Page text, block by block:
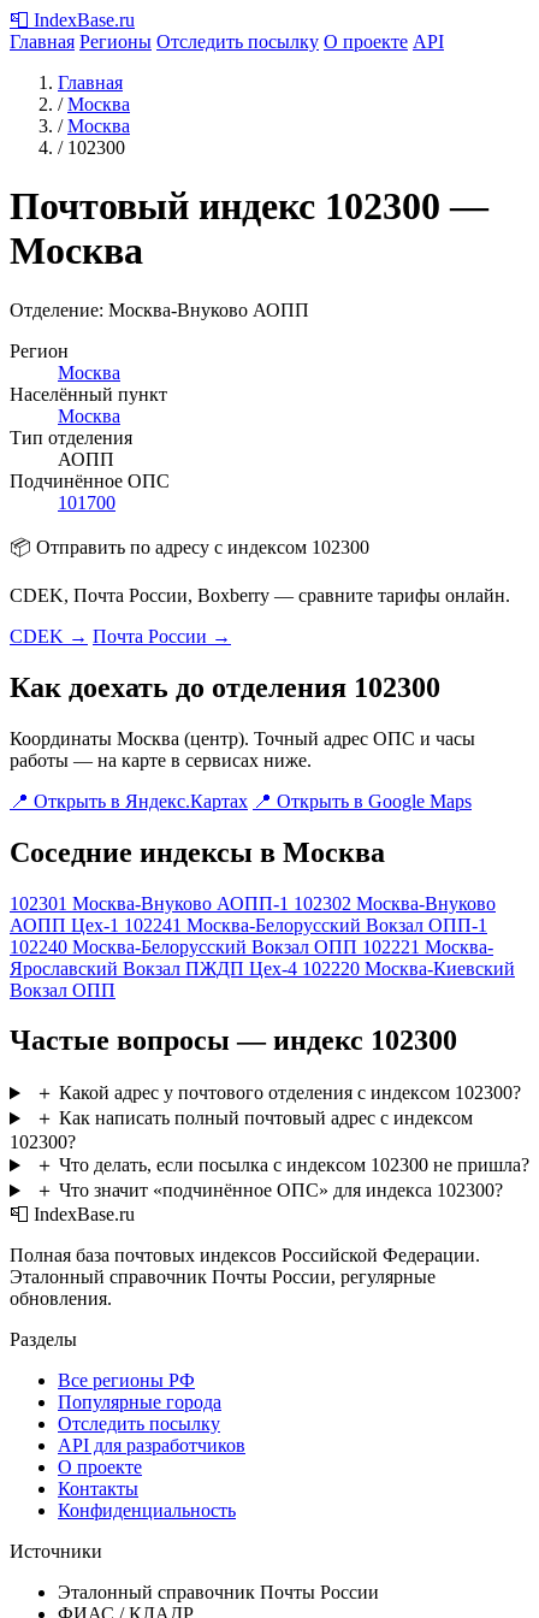
📮 IndexBase.ru
Главная Регионы Отследить посылку О проекте API
Главная
/ Москва
/ Москва
/ 102300
Почтовый индекс 102300 —
Москва
Отделение: Москва-Внуково АОПП
Регион
Москва
Населённый пункт
Москва
Тип отделения
АОПП
Подчинённое ОПС
101700
📦 Отправить по адресу с индексом 102300
CDEK, Почта России, Boxberry — сравните тарифы онлайн.
CDEK → Почта России →
Как доехать до отделения 102300
Координаты Москва (центр). Точный адрес ОПС и часы
работы — на карте в сервисах ниже.
📍 Открыть в Яндекс.Картах 📍 Открыть в Google Maps
Соседние индексы в Москва
102301 Москва-Внуково АОПП-1 102302 Москва-Внуково
АОПП Цех-1 102241 Москва-Белорусский Вокзал ОПП-1
102240 Москва-Белорусский Вокзал ОПП 102221 Москва-
Ярославский Вокзал ПЖДП Цех-4 102220 Москва-Киевский
Вокзал ОПП
Частые вопросы — индекс 102300
＋ Какой адрес у почтового отделения с индексом 102300?
＋ Как написать полный почтовый адрес с индексом
102300?
＋ Что делать, если посылка с индексом 102300 не пришла?
＋ Что значит «подчинённое ОПС» для индекса 102300?
📮 IndexBase.ru
Полная база почтовых индексов Российской Федерации.
Эталонный справочник Почты России, регулярные
обновления.
Разделы
Все регионы РФ
Популярные города
Отследить посылку
API для разработчиков
О проекте
Контакты
Конфиденциальность
Источники
Эталонный справочник Почты России